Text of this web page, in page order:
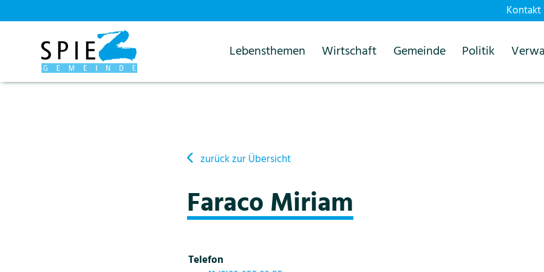
Kontakt
Lebensthemen Wirtschaft Gemeinde Politik
Startseite Details
zurück zur Übersicht
Faraco Miriam
Telefon